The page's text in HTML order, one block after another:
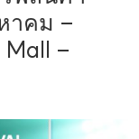
าคม –
Mall –